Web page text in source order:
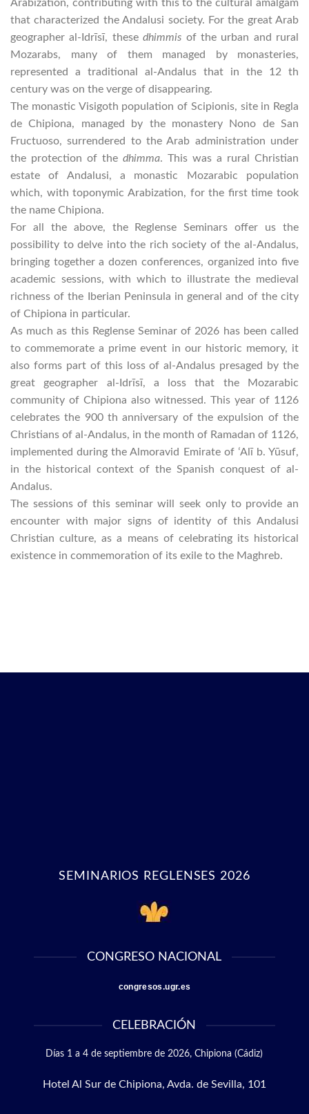
Arabization, contributing with this to the cultural amalgam
that characterized the Andalusi society. For the great Arab
geographer al-Idrīsī, thesedhimmis of the urban and rural
Mozarabs, many of them managed by monasteries,
represented a traditional al-Andalus that in the 12 th
century was on the verge of disappearing.
The monastic Visigoth population of Scipionis, site in Regla
de Chipiona, managed by the monastery Nono de San
Fructuoso, surrendered to the Arab administration under
the protection of the dhimma. This was a rural Christian
estate of Andalusi, a monastic Mozarabic population
which, with toponymic Arabization, for the first time took
the name Chipiona.
For all the above, the Reglense Seminars offer us the
possibility to delve into the rich society of the al-Andalus,
bringing together a dozen conferences, organized into five
academic sessions, with which to illustrate the medieval
richness of the Iberian Peninsula in general and of the city
of Chipiona in particular.
As much as this Reglense Seminar of 2026 has been called
to commemorate a prime event in our historic memory, it
also forms part of this loss of al-Andalus presaged by the
great geographer al-Idrīsī, a loss that the Mozarabic
community of Chipiona also witnessed. This year of 1126
celebrates the 900 th anniversary of the expulsion of the
Christians of al-Andalus, in the month of Ramadan of 1126,
implemented during the Almoravid Emirate of ʻAlī b. Yūsuf,
in the historical context of the Spanish conquest of al-
Andalus.
The sessions of this seminar will seek only to provide an
encounter with major signs of identity of this Andalusi
Christian culture, as a means of celebrating its historical
existence in commemoration of its exile to the Maghreb.
SEMINARIOS REGLENSES 2026
CONGRESO NACIONAL
congresos.ugr.es
CELEBRACIÓN
Días 1 a 4 de septiembre de 2026,Chipiona (Cádiz)
Hotel Al Sur de Chipiona, Avda. de Sevilla, 101